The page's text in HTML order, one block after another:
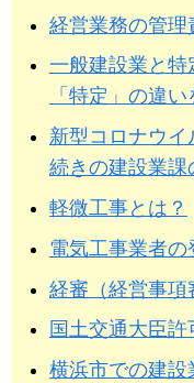
経営業務の管理
一般建設業と特
「特定」の違
新型コロナウ
続きの建設業課
軽微工事とは？
電気工事業者の
経審（経営事項
国土交通大臣
横浜市での建設